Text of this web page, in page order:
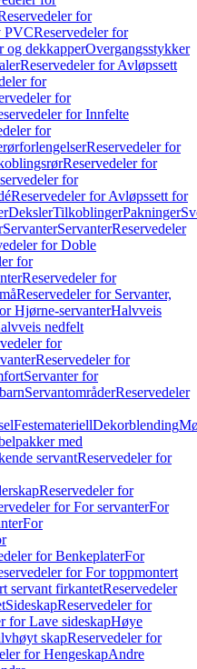
for
PVCReservedeler for
og dekkapperOvergangsstykker
Reservedeler for Avløpssett
for
for
for Innfelte
for
Reservedeler for
Reservedeler for
for
Reservedeler for Avløpssett for
DekslerTilkoblingerPakninger
ServanterServanterReservedeler
for Doble
for
Reservedeler for
Reservedeler for Servanter,
Hjørne-servanterHalvveis
nedfelt
for
Reservedeler for
Servanter for
ServantområderReservedeler
FestemateriellDekorblending
med
servantReservedeler for
Reservedeler for
for For servanterFor
For
for BenkeplaterFor
for For toppmontert
servant firkantetReservedeler
SideskapReservedeler for
for Lave sideskapHøye
skapReservedeler for
for HengeskapAndre